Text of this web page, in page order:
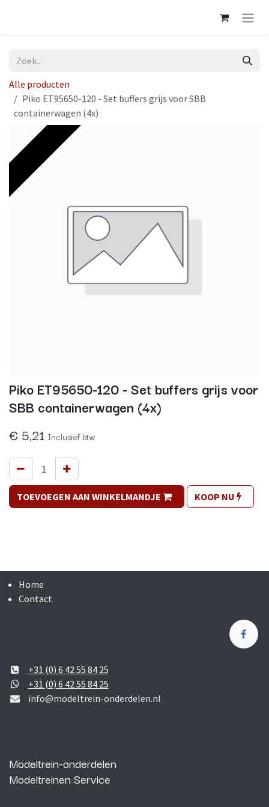
Alle producten
Piko ET95650-120 - Set buffers grijs voor SBB
containerwagen (4x)
Op voorraad
Piko ET95650-120 - Set buffers grijs voor
SBB containerwagen (4x)
€ 5,21 Inclusief btw
TOEVOEGEN AAN WINKELMANDJE KOOP NU
Home
Contact
+31 (0) 6 42 55 84 25
+31 (0) 6 42 55 84 25
info@modeltrein-onderdelen.nl
Modeltrein-onderdelen
Modeltreinen Service